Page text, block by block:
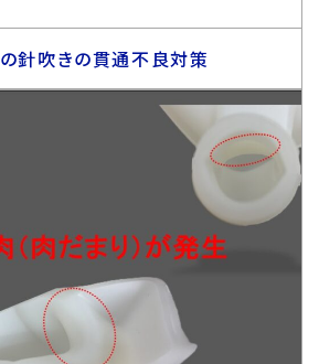
針吹きの貫通不良対策